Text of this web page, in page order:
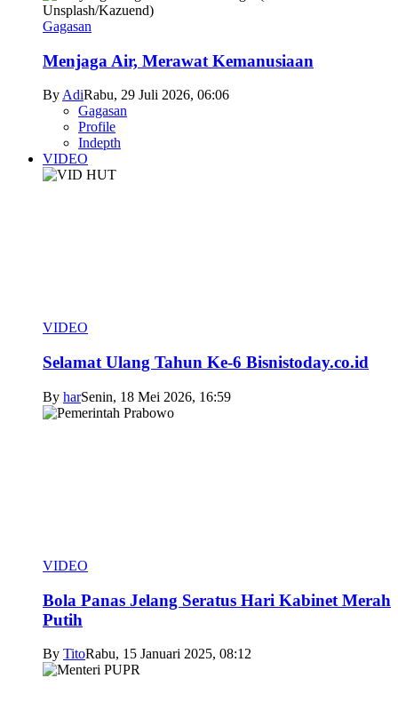
Gagasan
Menjaga Air, Merawat Kemanusiaan
ByAdiRabu, 29 Juli 2026, 06:06
Gagasan
Profile
Indepth
VIDEO
VIDEO
Selamat Ulang Tahun Ke-6 Bisnistoday.co.id
By harSenin, 18 Mei 2026, 16:59
VIDEO
Bola Panas Jelang Seratus Hari Kabinet Merah
Putih
By TitoRabu, 15 Januari 2025, 08:12